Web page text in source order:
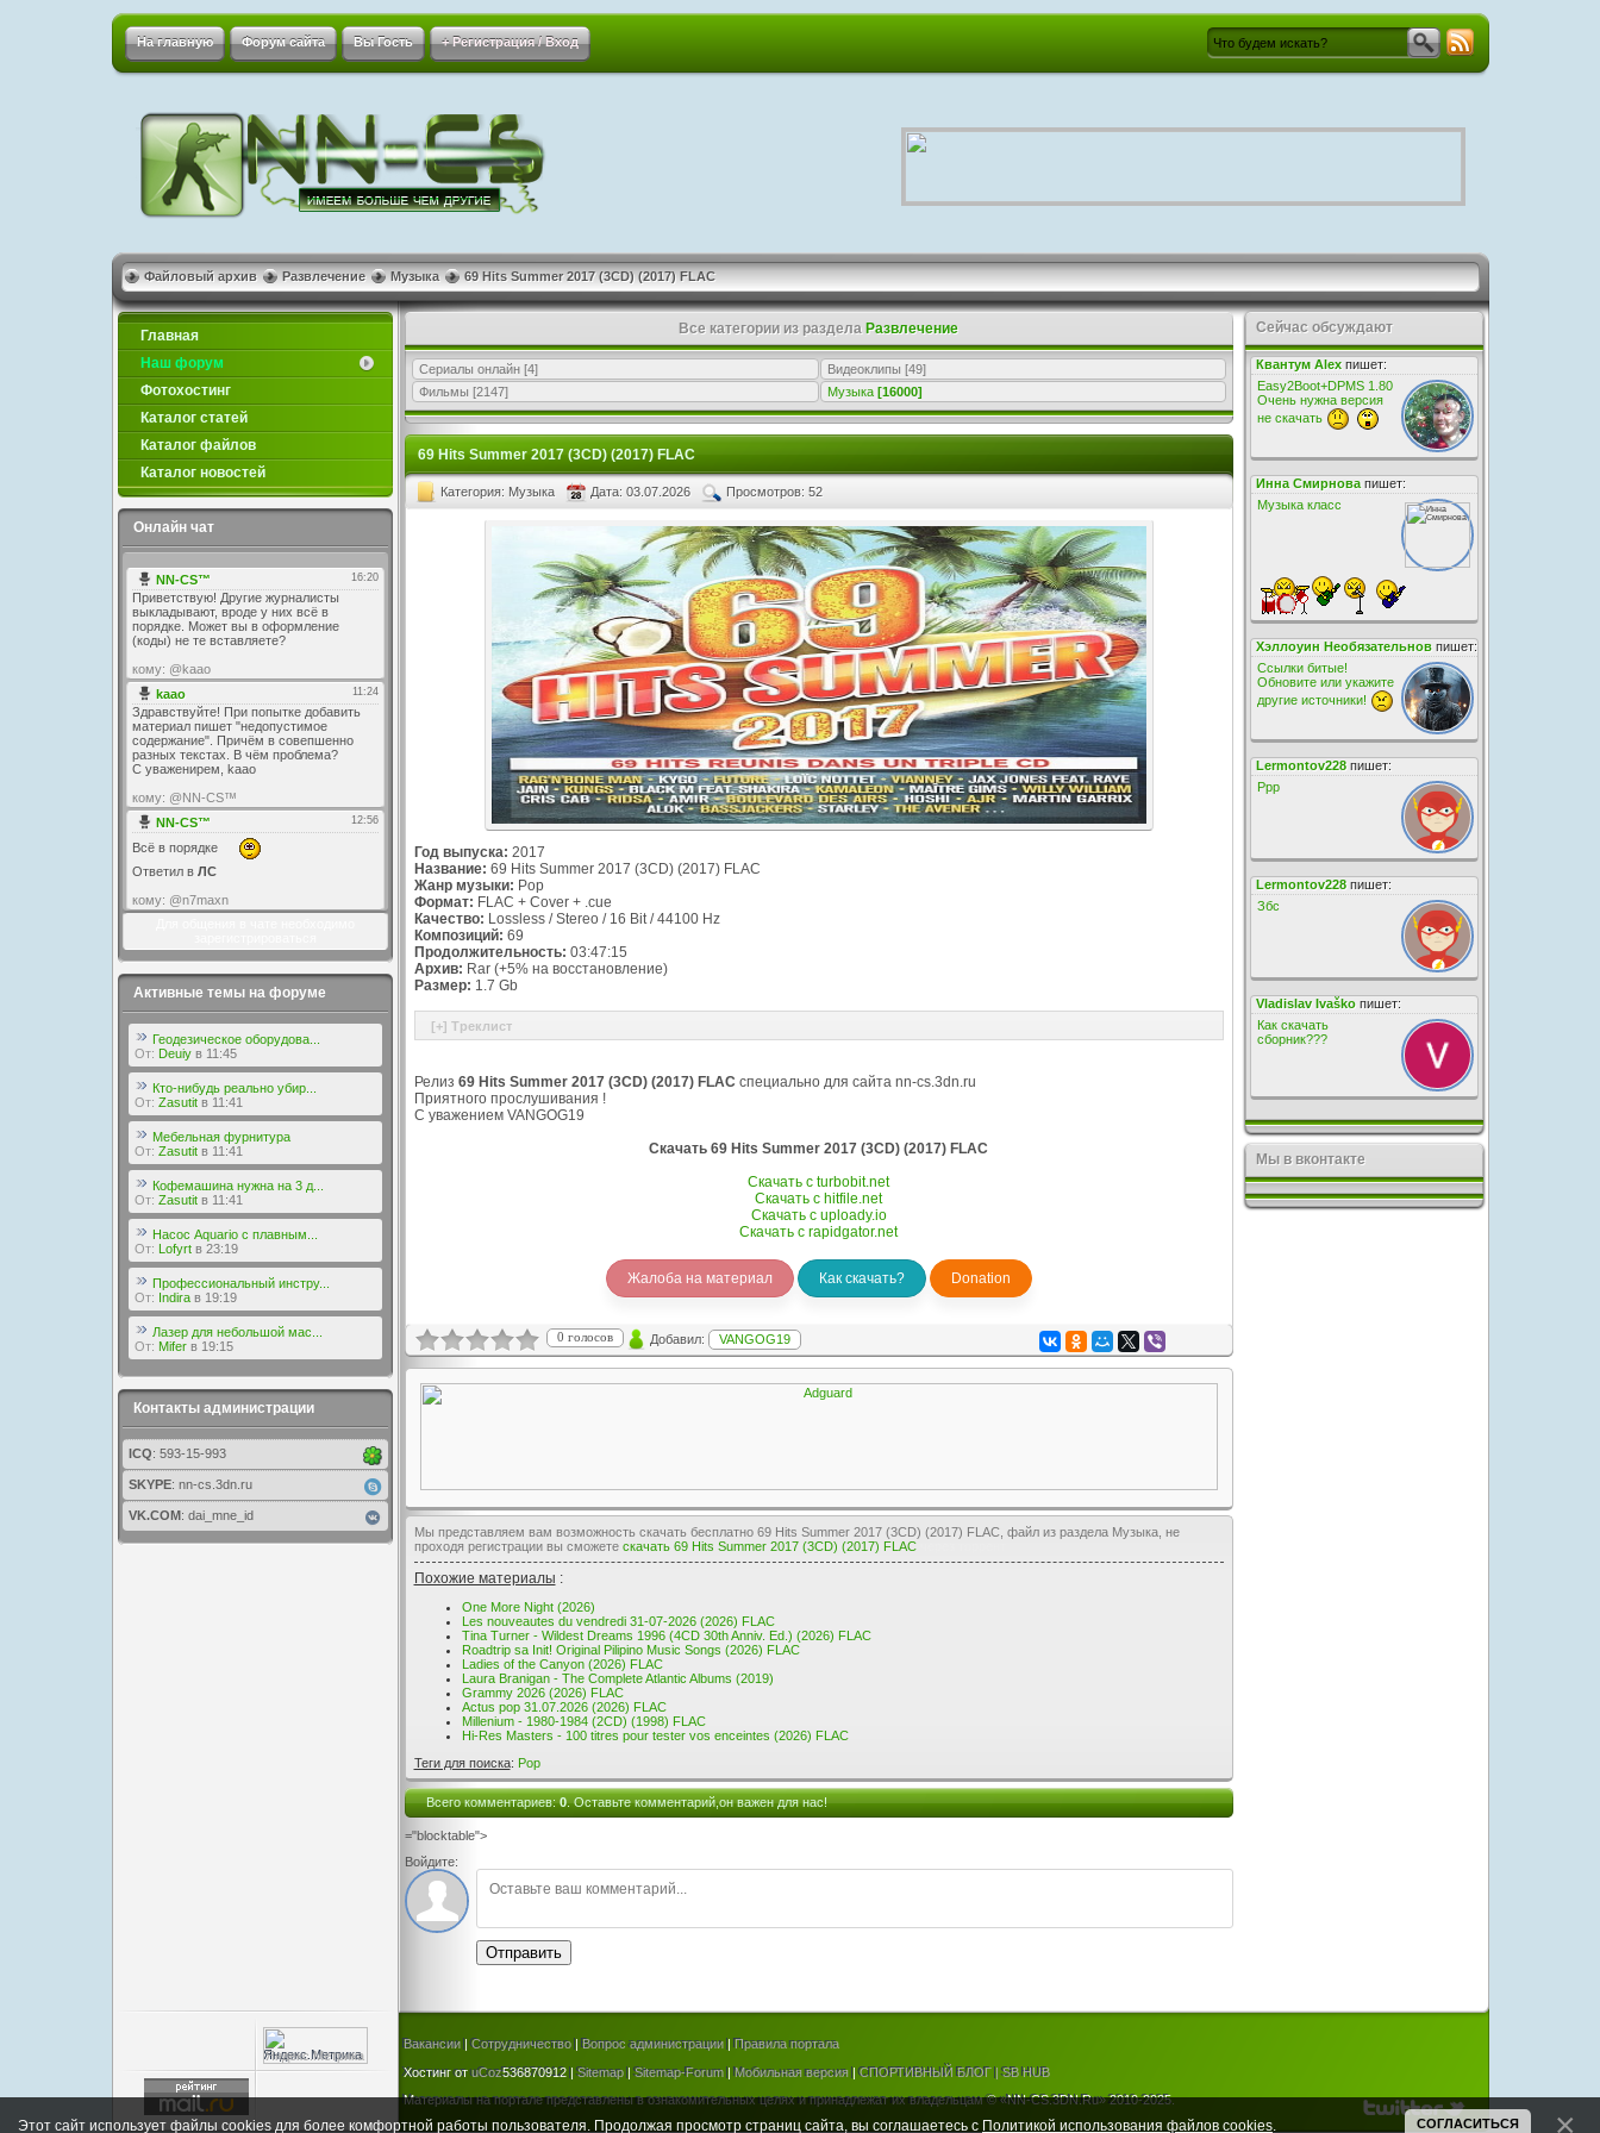
На главную Форум сайта Вы Гость + Регистрация / Вход
Файловый архив Развлечение Музыка 69 Hits Summer 2017 (3CD) (2017) FLAC
Главная
Наш форум
Фотохостинг
Каталог статей
Каталог файлов
Каталог новостей
Онлайн чат
Активные темы на форуме
Геодезическое оборудова...
От: Deuiy в 11:45
Кто-нибудь реально убир...
От: Zasutit в 11:41
Мебельная фурнитура
От: Zasutit в 11:41
Кофемашина нужна на 3 д...
От: Zasutit в 11:41
Насос Aquario с плавным...
От: Lofyrt в 23:19
Профессиональный инстру...
От: Indira в 19:19
Лазер для небольшой мас...
От: Mifer в 19:15
Контакты администрации
ICQ: 593-15-993
SKYPE: nn-cs.3dn.ru
VK.COM: dai_mne_id
Все категории из раздела Развлечение
Сериалы онлайн [4] Видеоклипы [49]
Фильмы [2147] Музыка [16000]
69 Hits Summer 2017 (3CD) (2017) FLAC
Категория: Музыка Дата: 03.07.2026 Просмотров: 52
Год выпуска: 2017
Название: 69 Hits Summer 2017 (3CD) (2017) FLAC
Жанр музыки: Pop
Формат: FLAC + Cover + .cue
Качество: Lossless / Stereo / 16 Bit / 44100 Hz
Композиций: 69
Продолжительность: 03:47:15
Архив: Rar (+5% на восстановление)
Размер: 1.7 Gb
Релиз 69 Hits Summer 2017 (3CD) (2017) FLAC специально для сайта nn-cs.3dn.ru
Приятного прослушивания !
С уважением VANGOG19
Скачать 69 Hits Summer 2017 (3CD) (2017) FLAC
Скачать с turbobit.net
Скачать с hitfile.net
Скачать с uploady.io
Скачать с rapidgator.net
Жалоба на материал Как скачать? Donation
0 голосов Добавил: VANGOG19
Мы представляем вам возможность скачать бесплатно 69 Hits Summer 2017 (3CD) (2017) FLAC, файл из раздела Музыка, не
проходя регистрации вы сможете скачать 69 Hits Summer 2017 (3CD) (2017) FLAC
Похожие материалы :
One More Night (2026)
Les nouveautes du vendredi 31-07-2026 (2026) FLAC
Tina Turner - Wildest Dreams 1996 (4CD 30th Anniv. Ed.) (2026) FLAC
Roadtrip sa Init! Original Pilipino Music Songs (2026) FLAC
Ladies of the Canyon (2026) FLAC
Laura Branigan - The Complete Atlantic Albums (2019)
Grammy 2026 (2026) FLAC
Actus pop 31.07.2026 (2026) FLAC
Millenium - 1980-1984 (2CD) (1998) FLAC
Hi-Res Masters - 100 titres pour tester vos enceintes (2026) FLAC
Теги для поиска: Pop
Всего комментариев:0. Оставьте комментарий,он важен для нас!
="blocktable">
Войдите:
Отправить
Сейчас обсуждают
Квантум Alexпишет:
Easy2Boot+DPMS 1.80
Очень нужна версия
не скачать
Инна Смирновапишет:
Музыка класс
Хэллоуин Необязательновпишет:
Ссылки битые!
Обновите или укажите
другие источники!
Lermontov228пишет:
Ррр
Lermontov228пишет:
Збс
Vladislav Ivaškoпишет:
Как скачать
сборник???
Мы в вконтакте
Вакансии|Сотрудничество| Вопрос администрации|
Правила портала
Хостинг отuCoz536870912 |Sitemap|Sitemap-Forum| Мобильная версия|СПОРТИВНЫЙ БЛОГ | SB HUB
Материалы на портале представлены в ознакомительных целях и принадлежат их владельцам © «NN-CS.3DN.Ru» 2010-2025.
Этот сайт использует файлы cookies для более комфортной работы пользователя. Продолжая просмотр страниц сайта, вы соглашаетесь с Политикой использования файлов cookies. СОГЛАСИТЬСЯ